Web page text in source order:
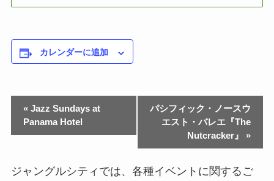
カレンダーに追加
«Jazz Sundays at
Panama Hotel
パシフィック・ノースウ
エスト・バレエ『The
Nutcracker』 »
ジャングルシティでは、各種イベントに関するご